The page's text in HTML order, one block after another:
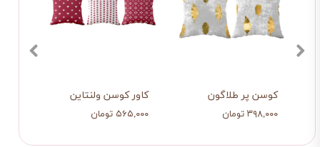
کاور کوسن ولنتاین
۵۶۵,۰۰۰ تومان
کوسن پر طلاگون
۳۹۸,۰۰۰ تومان